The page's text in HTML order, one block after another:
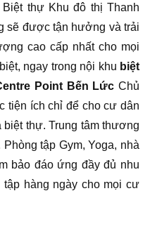
thự Khu đô thị Thanh
sẽ được tận hưởng và trải
cao cấp nhất cho mọi
ngay trong nội khu biệt
Point Bến Lức Chủ
tiện ích chỉ để cho cư dân
thự. Trung tâm thương
tập Gym, Yoga, nhà
bảo đáo ứng đầy đủ nhu
hàng ngày cho mọi cư